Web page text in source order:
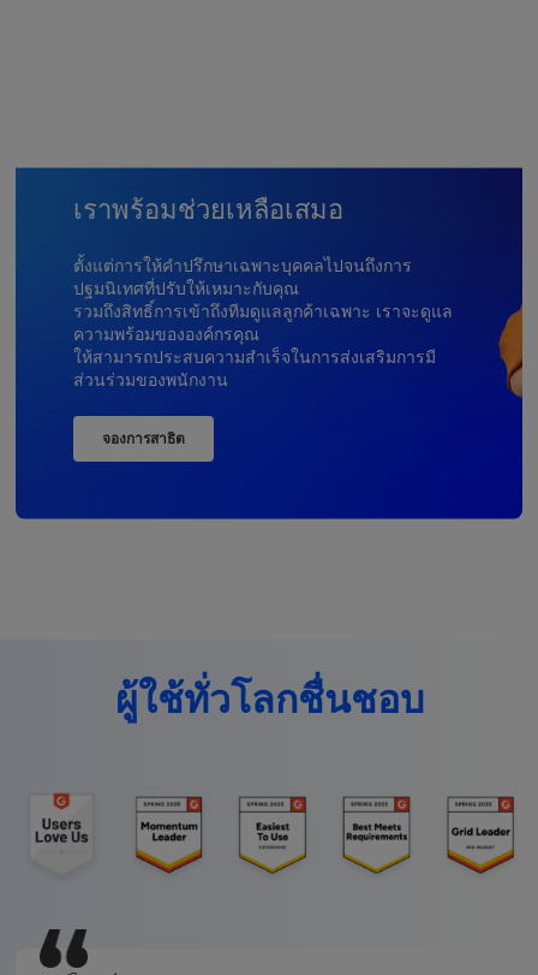
เราพร้อมช่วยเหลือเสมอ
ตั้งแต่การให้คำปรึกษาเฉพาะบุคคลไปจนถึงการ
ปฐมนิเทศที่ปรับให้เหมาะกับคุณ
รวมถึงสิทธิ์การเข้าถึงทีมดูแลลูกค้าเฉพาะ เราจะดูแล
ความพร้อมขององค์กรคุณ
ให้สามารถประสบความสำเร็จในการส่งเสริมการมี
ส่วนร่วมของพนักงาน
จองการสาธิต
ผู้ใช้ทั่วโลกชื่นชอบ